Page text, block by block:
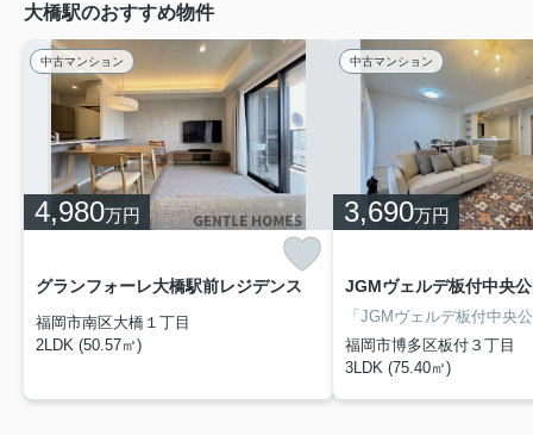
大橋駅のおすすめ物件
中古マンション
4,980万円
グランフォーレ大橋駅前レジデンス
福岡市南区大橋１丁目
2LDK (50.57㎡)
中古マンション
3,690万円
JGMヴェルデ板付中央
福岡市博多区板付３丁目
3LDK (75.40㎡)